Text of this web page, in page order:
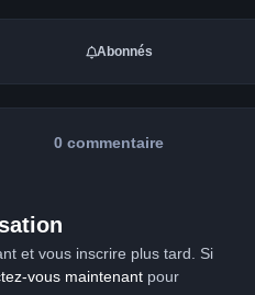
Abonnés
0 commentaire
et vous inscrire plus tard. Si
vous maintenant pour